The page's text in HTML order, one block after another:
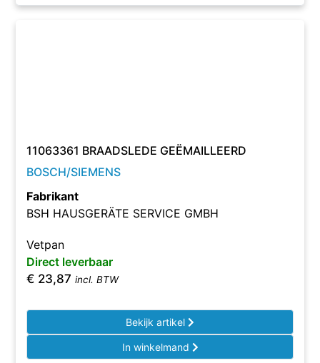
11063361 BRAADSLEDE GEËMAILLEERD
BOSCH/SIEMENS
Fabrikant
BSH HAUSGERÄTE SERVICE GMBH
Vetpan
Direct leverbaar
€ 23,87 incl. BTW
Bekijk artikel
In winkelmand